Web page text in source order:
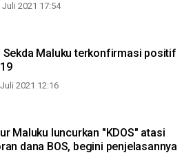
Juli 2021 17:54
Sekda Maluku terkonfirmasi positif
2021 12:16
Maluku luncurkan "KDOS" atasi
dana BOS, begini penjelasannya